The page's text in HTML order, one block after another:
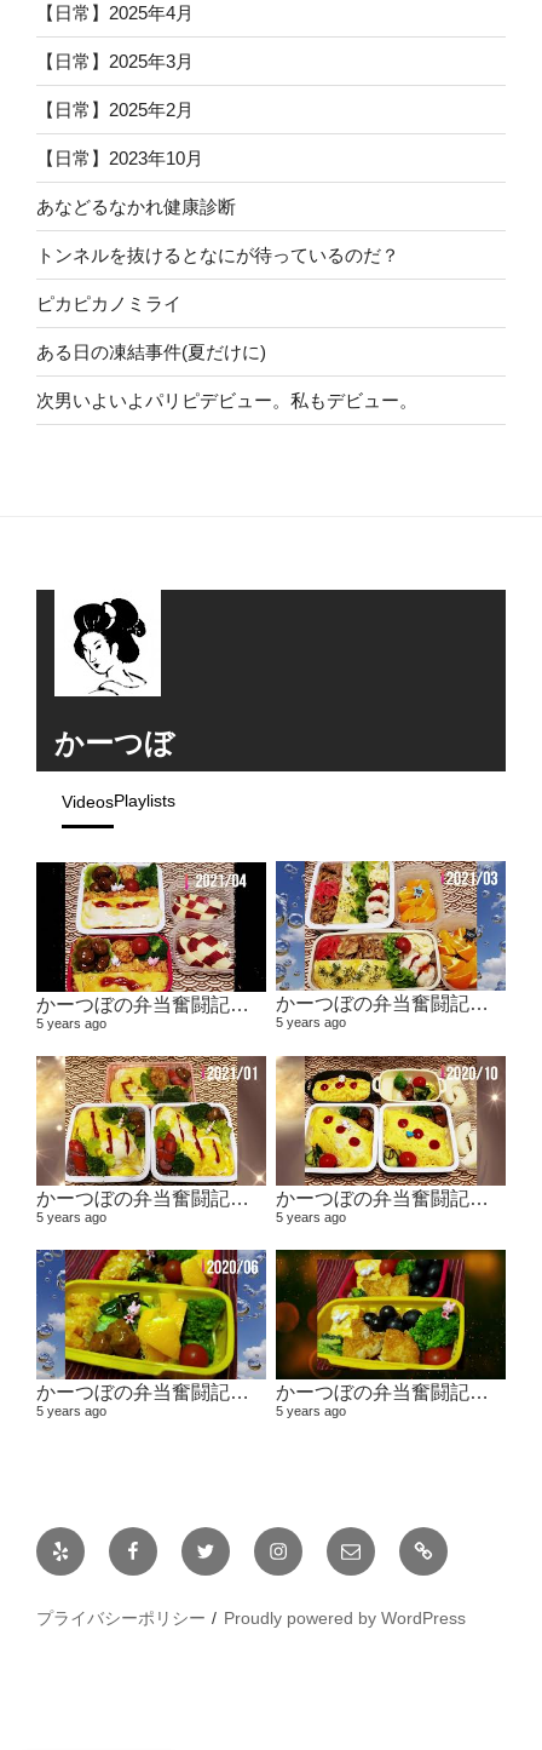
【日常】2025年4月
【日常】2025年3月
【日常】2025年2月
【日常】2023年10月
あなどるなかれ健康診断
トンネルを抜けるとなにが待っているのだ？
ピカピカノミライ
ある日の凍結事件(夏だけに)
次男いよいよパリピデビュー。私もデビュー。
かーつぼ
VideosPlaylists
かーつぼの弁当奮闘記その6 【２０２１年４月～５月】
5 years ago
かーつぼの弁当奮闘記その5
5 years ago
かーつぼの弁当奮闘記その４ 【２０２０年１１月～２０
5 years ago
かーつぼの弁当奮闘記その３
5 years ago
かーつぼの弁当奮闘記その２ 【２０２０年６月～７月】
5 years ago
かーつぼの弁当奮闘記その1
5 years ago
Yelp FacebookTwitter Instagramメ
ー
日
常
プライバシーポリシー Proudly powered by WordPress